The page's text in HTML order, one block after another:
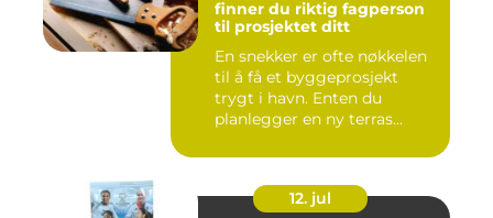
finner du riktig fagperson
til prosjektet ditt
En snekker er ofte nøkkelen
til å få et byggeprosjekt
trygt i havn. Enten du
planlegger en ny terras...
12. jul